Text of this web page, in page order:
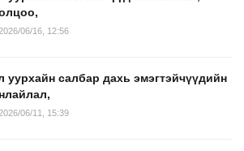
2026/06/16, 12:56
уурхайн салбар дахь эмэгтэйчүүдийн
2026/06/11, 15:39